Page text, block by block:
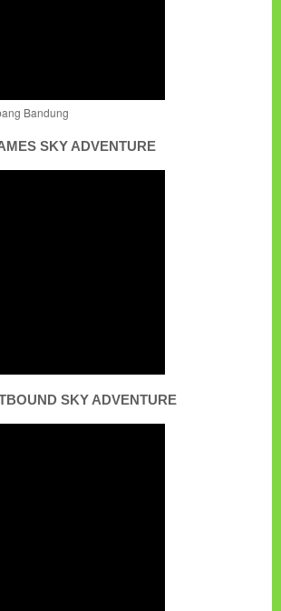
Bandung
SKY ADVENTURE
SKY ADVENTURE